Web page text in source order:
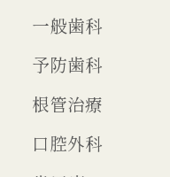
一般歯科
予防歯科
根管治療
口腔外科